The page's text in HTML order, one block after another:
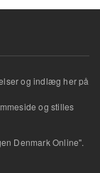
og indlæg her på
og stilles
Denmark Online".